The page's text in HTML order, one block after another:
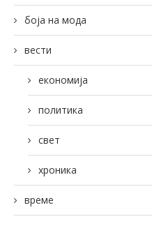
боја на мода
вести
економија
политика
свет
хроника
време